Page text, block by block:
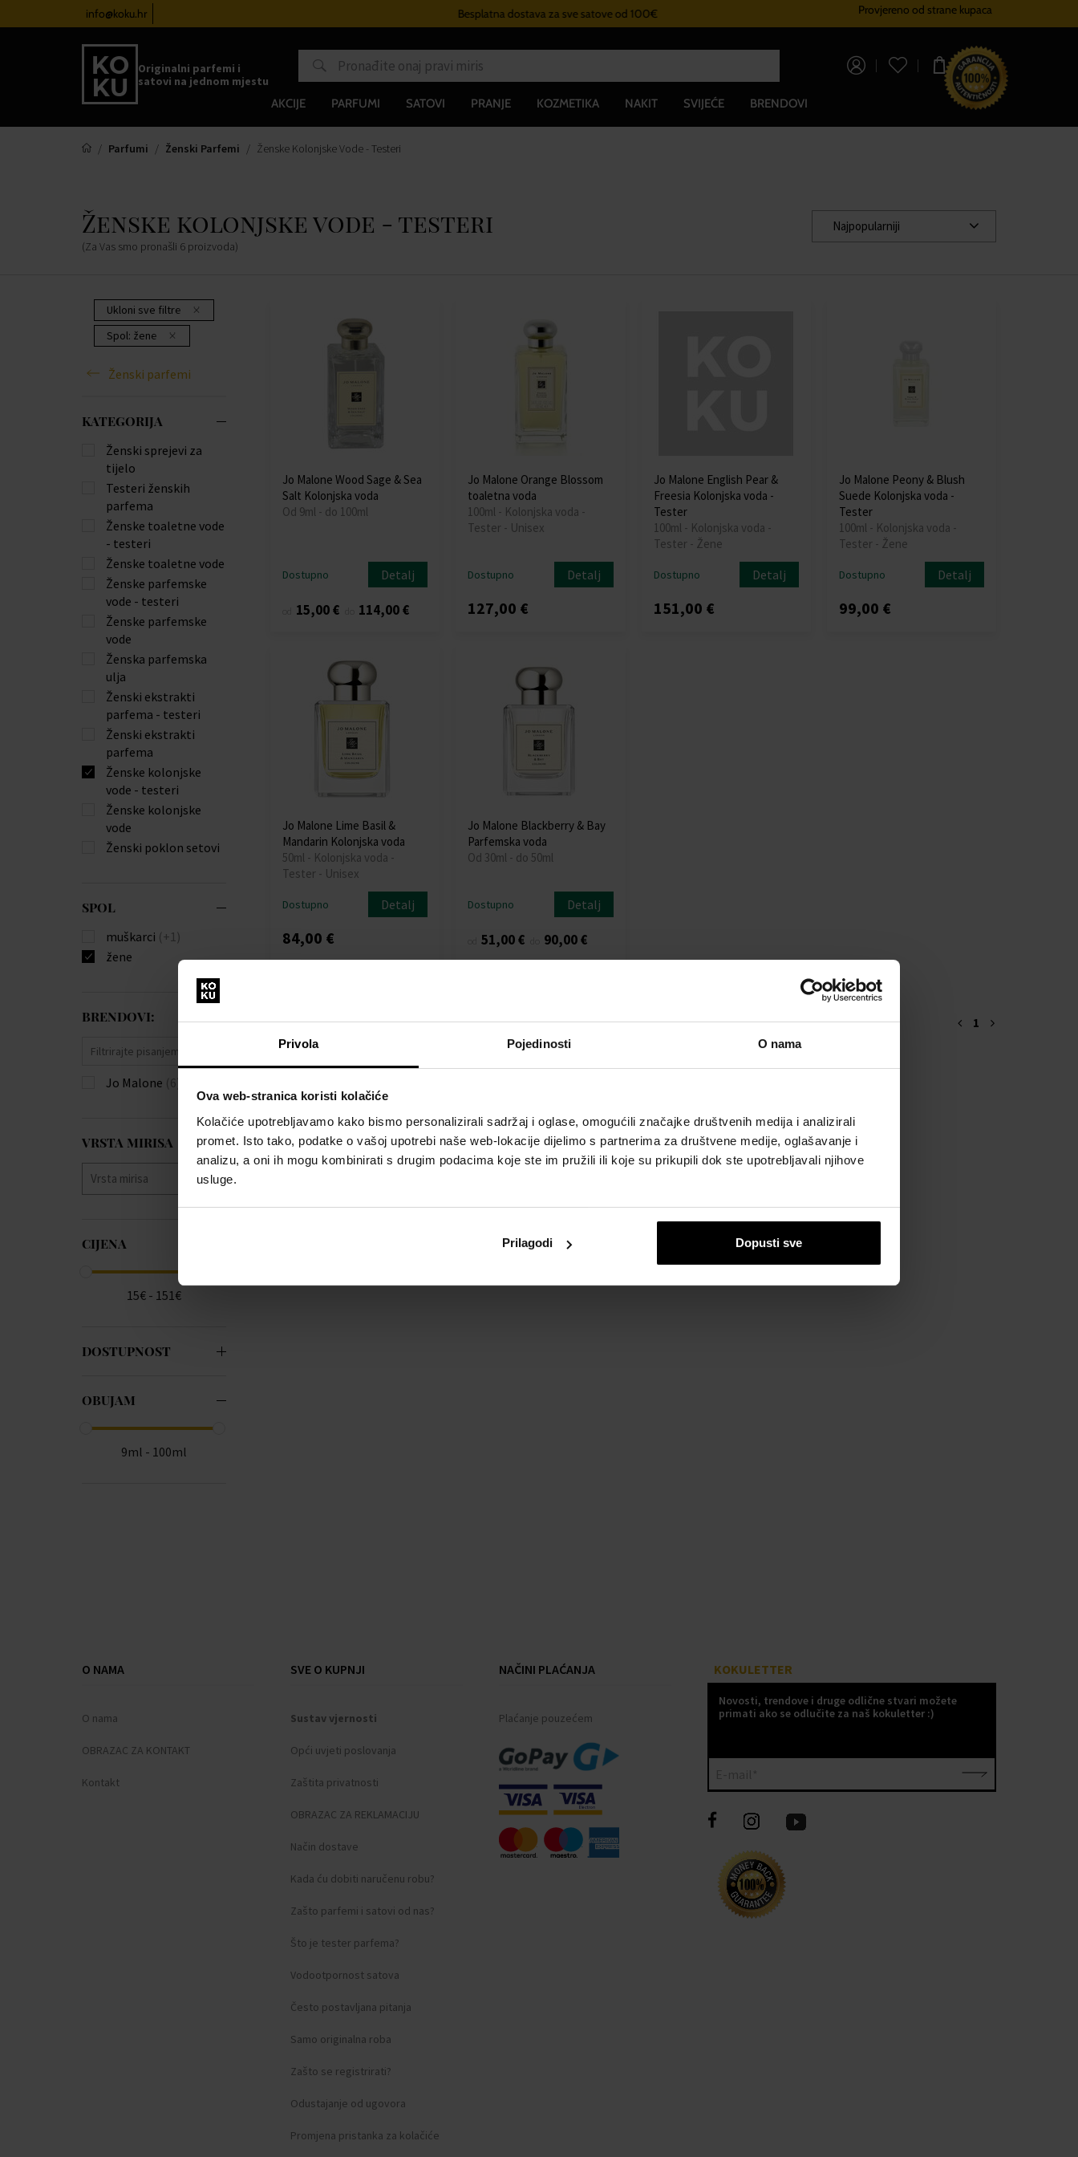
Privola Pojedinosti O nama
Ova web-stranica koristi kolačiće
Kolačiće upotrebljavamo kako bismo personalizirali sadržaj i oglase, omogućili značajke društvenih medija i analizirali
promet. Isto tako, podatke o vašoj upotrebi naše web-lokacije dijelimo s partnerima za društvene medije, oglašavanje i
analizu, a oni ih mogu kombinirati s drugim podacima koje ste im pružili ili koje su prikupili dok ste upotrebljavali njihove
usluge.
Prilagodi Dopusti sve
info@koku.hr Besplatna dostava za sve satove od 100€ Sustav vjernostiProvjereno od strane kupaca
Originalni parfemi i
satovi na jednom mjestu
0,00 €
AKCIJE PARFUMI SATOVI PRANJE KOZMETIKA NAKIT SVIJEĆE BRENDOVI
Parfumi Ženski Parfemi Ženske Kolonjske Vode - Testeri
Ženske kolonjske vode - testeri
(Za Vas smo pronašli 6 proizvoda)
Najpopularniji
Ukloni sve filtre
Spol: žene
Ženski parfemi
KATEGORIJA
Ženski sprejevi za
tijelo
Testeri ženskih
parfema
Ženske toaletne vode
- testeri
Ženske toaletne vode
Ženske parfemske
vode - testeri
Ženske parfemske
vode
Ženska parfemska
ulja
Ženski ekstrakti
parfema - testeri
Ženski ekstrakti
parfema
Ženske kolonjske
vode - testeri
Ženske kolonjske
vode
Ženski poklon setovi
SPOL
muškarci (+1)
žene
BRENDOVI:
Jo Malone (6)
VRSTA MIRISA
CIJENA
15€ - 151€
DOSTUPNOST
OBUJAM
9ml - 100ml
Jo Malone Wood Sage & Sea
Salt Kolonjska voda
Od 9ml - do 100ml
Dostupno Detalj
15,00 € 114,00 €
Jo Malone Orange Blossom
toaletna voda
100ml - Kolonjska voda -
Tester - Unisex
Dostupno Detalj
127,00 €
Jo Malone English Pear &
Freesia Kolonjska voda -
Tester
100ml - Kolonjska voda -
Tester - Žene
Dostupno Detalj
151,00 €
Jo Malone Peony & Blush
Suede Kolonjska voda -
Tester
100ml - Kolonjska voda -
Tester - Žene
Dostupno Detalj
99,00 €
Jo Malone Lime Basil &
Mandarin Kolonjska voda
50ml - Kolonjska voda -
Tester - Unisex
Dostupno Detalj
84,00 €
Jo Malone Blackberry & Bay
Parfemska voda
Od 30ml - do 50ml
Dostupno Detalj
51,00 € 90,00 €
1
O NAMA
O nama
OBRAZAC ZA KONTAKT
Kontakt
SVE O KUPNJI
Sustav vjernosti
Opći uvjeti poslovanja
Zaštita privatnosti
OBRAZAC ZA REKLAMACIJU
Način dostave
Kada ću dobiti naručenu robu?
Zašto parfemi i satovi od nas?
Što je tester parfema?
Vodootpornost satova
Često postavljana pitanja
Samo originalna roba
Zašto se registrirati?
Odustajanje od ugovora
Promjena pristanka za kolačiće
NAČINI PLAĆANJA
Plaćanje pouzećem
KOKULETTER
Novosti, trendove i druge odlične stvari možete
primati ako se odlučite za naš kokuletter :)